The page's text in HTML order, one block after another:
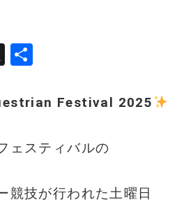
X
Festival 2025
ェスティバルの
競技が行われた土曜日